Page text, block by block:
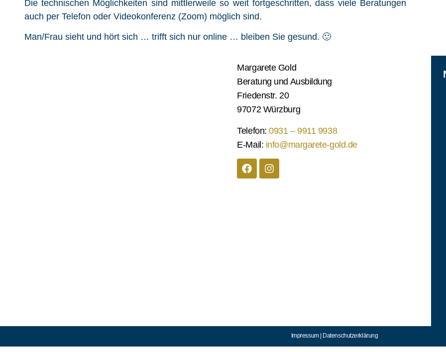
Die technischen Möglichkeiten sind mittlerweile so weit fortgeschritten, dass viele Beratungen
auch per Telefon oder Videokonferenz (Zoom) möglich sind.
Man/Frau sieht und hört sich … trifft sich nur online … bleiben Sie gesund. 🙂
Margarete Gold
Beratung und Ausbildung
Friedenstr. 20
97072 Würzburg
Telefon:0931 – 9911 9938
E-Mail: info@margarete-gold.de
Impressum | Datenschutzerklärung